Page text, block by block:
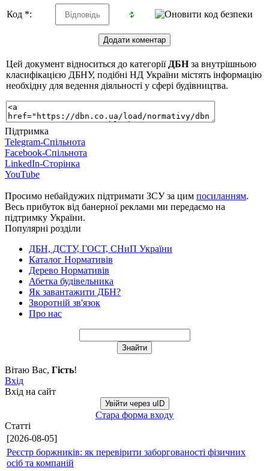
Код *:
Цей документ відноситься до категорії ДБНза внутрішньою
класифікацією ДБНУ, подібні НД України містять інформацію
необхідну для ведення діяльності у сфері будівництва.
Підтримка
Telegram-Спільнота
Facebook-Спільнота
LinkedIn-Сторінка
YouTube
Просимо небайдужих підтримати ЗСУ за цим посиланням.
Весь прибуток від банерної реклами ми передаємо на
підтримку України.
Популярні розділи
ДБН, ДСТУ, ГОСТ, СНиП України
Каталог Нормативів
Дерево Нормативів
Абетка будівельника
Як завантажити ДБН?
Зворотній зв'язок
Про нас
Вітаю Вас, Гість!
Вхід
Вхід на сайт
Увійти через uID
Стара форма входу
Статті
[2026-08-05]
Реєстр боржників: як перевірити заборгованості фізичних
осіб та компаній